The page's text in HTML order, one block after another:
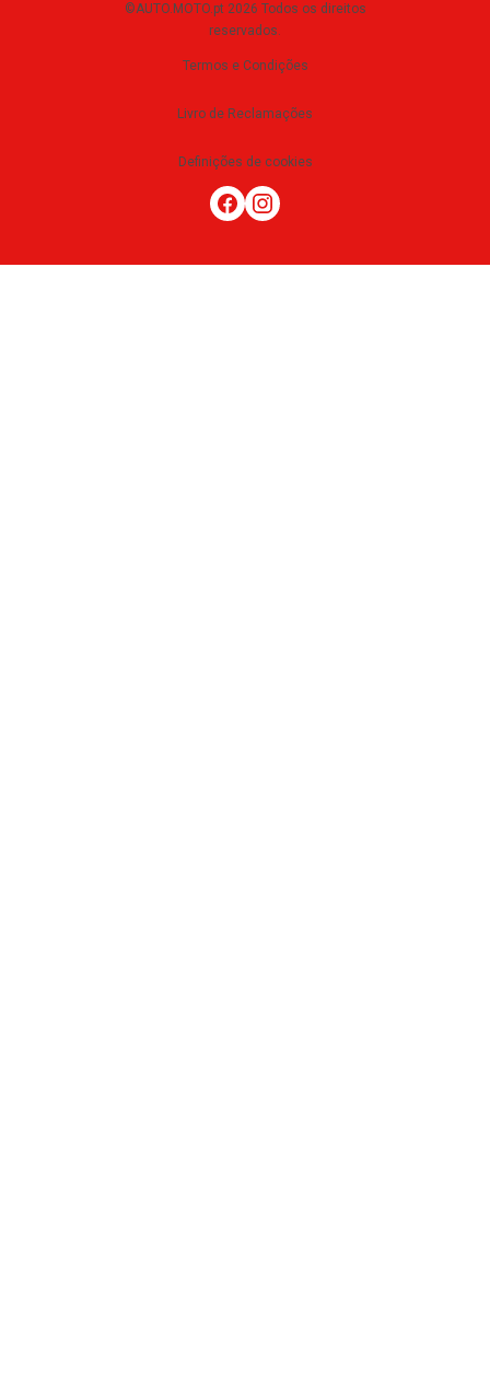
©AUTO.MOTO.pt 2026 Todos os direitos
reservados.
Termos e Condições
Livro de Reclamações
Definições de cookies